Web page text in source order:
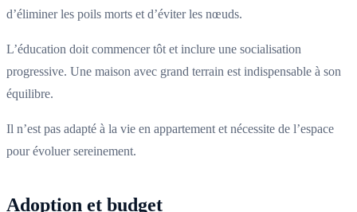
d’éliminer les poils morts et d’éviter les nœuds.
L’éducation doit commencer tôt et inclure une socialisation
progressive. Une maison avec grand terrain est indispensable à son
équilibre.
Il n’est pas adapté à la vie en appartement et nécessite de l’espace
pour évoluer sereinement.
Adoption et budget